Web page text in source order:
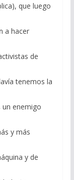
que luego
a hacer
de
tenemos la
un enemigo
y más
y de